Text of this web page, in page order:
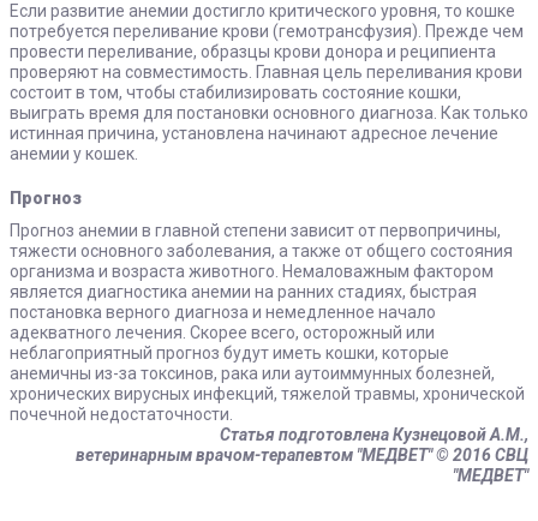
Если развитие анемии достигло критического уровня, то кошке
потребуется переливание крови (гемотрансфузия). Прежде чем
провести переливание, образцы крови донора и реципиента
проверяют на совместимость. Главная цель переливания крови
состоит в том, чтобы стабилизировать состояние кошки,
выиграть время для постановки основного диагноза. Как только
истинная причина, установлена начинают адресное лечение
анемии у кошек.
Прогноз
Прогноз анемии в главной степени зависит от первопричины,
тяжести основного заболевания, а также от общего состояния
организма и возраста животного. Немаловажным фактором
является диагностика анемии на ранних стадиях, быстрая
постановка верного диагноза и немедленное начало
адекватного лечения. Скорее всего, осторожный или
неблагоприятный прогноз будут иметь кошки, которые
анемичны из-за токсинов, рака или аутоиммунных болезней,
хронических вирусных инфекций, тяжелой травмы, хронической
почечной недостаточности.
Статья подготовлена Кузнецовой А.М.,
ветеринарным врачом-терапевтом "МЕДВЕТ"© 2016 СВЦ
"МЕДВЕТ"